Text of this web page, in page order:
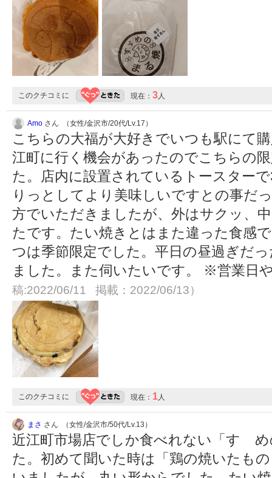
このクチコミに 現在： 3人
Amo さん （女性/金沢市/20代/Lv.17）
こちらの大福が大好きでいつも駅にて
江町に行く機会があったのでこちらの
た。店内に設置されているトースター
りっとしてより美味しいですとの事だ
方でいただきましたが、外はサクッ、
たです。たい焼きとはまた違った食感
つは季節限定でした。平日の昼過ぎだ
ました。また伺いたいです。 ※営業日
稿:2022/06/11 掲載：2022/06/13）
このクチコミに 現在： 1人
まさ さん （女性/金沢市/50代/Lv.13）
近江町市場店でしか食べれない「すゞ
た。初めて聞いた時は「鶏の焼いたも